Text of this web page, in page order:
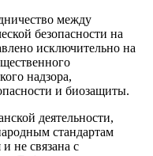
между
безопасности на
исключительно на
надзора,
и биозащиты.
деятельности,
стандартам
не связана с